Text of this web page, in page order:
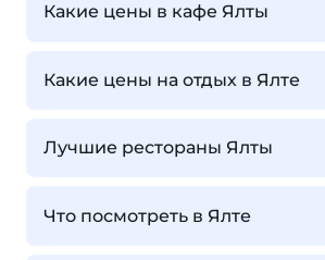
Какие цены в кафе Ялты
Какие цены на отдых в Ялте
Лучшие рестораны Ялты
Что посмотреть в Ялте